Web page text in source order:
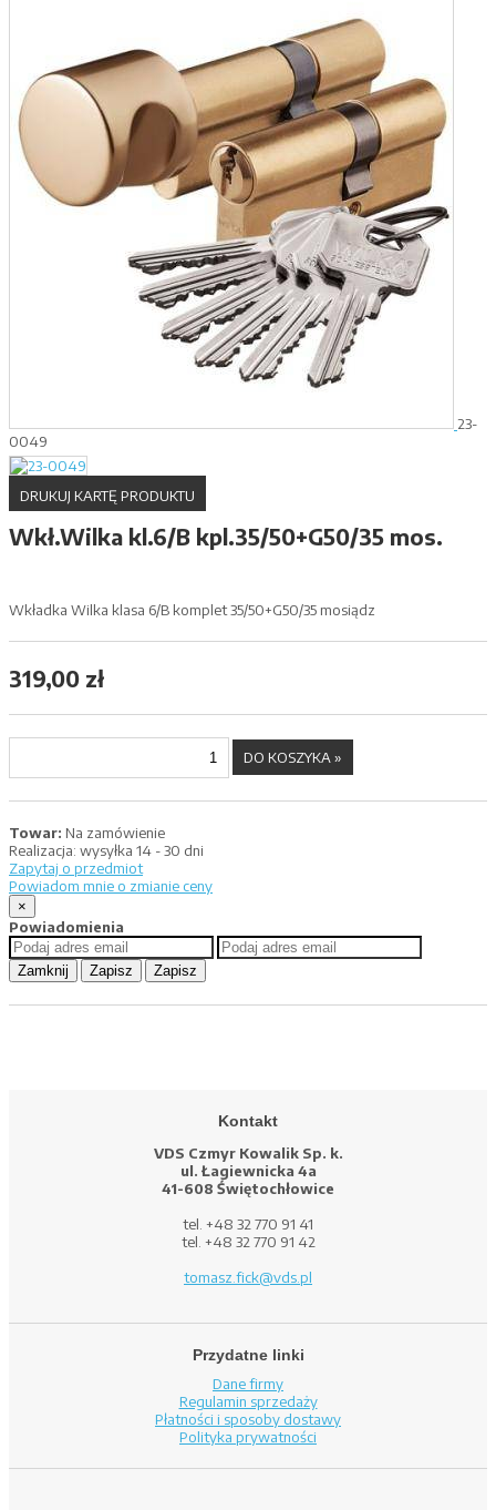
23-
0049
DRUKUJ KARTĘ PRODUKTU
Wkł.Wilka kl.6/B kpl.35/50+G50/35 mos.
Wkładka Wilka klasa 6/B komplet 35/50+G50/35 mosiądz
319,00 zł
Towar: Na zamówienie
Realizacja: wysyłka 14 - 30 dni
Zapytaj o przedmiot
Powiadom mnie o zmianie ceny
×
Powiadomienia
Zamknij Zapisz Zapisz
Kontakt
VDS Czmyr Kowalik Sp. k.
ul. Łagiewnicka 4a
41-608 Świętochłowice
tel. +48 32 770 91 41
tel. +48 32 770 91 42
tomasz.fick@vds.pl
Przydatne linki
Dane firmy
Regulamin sprzedaży
Płatności i sposoby dostawy
Polityka prywatności